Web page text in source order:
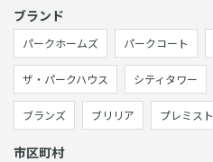
ブランド
パークホームズ パークコート
ザ・パークハウス シティタワー
ブランズ ブリリア プレミスト
市区町村